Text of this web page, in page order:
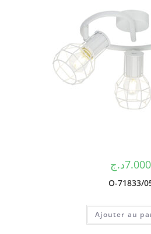
7.000د.ج
O-71833/
Ajouter au